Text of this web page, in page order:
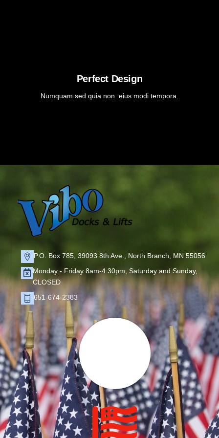
Perfect Design
Numquam sed quia non eius modi tempora.
P.O. Box 785, 39093 8th Ave., North Branch, MN 55056
Monday - Friday 8am-4:30pm, Saturday and Sunday,
CLOSED
651-674-2383